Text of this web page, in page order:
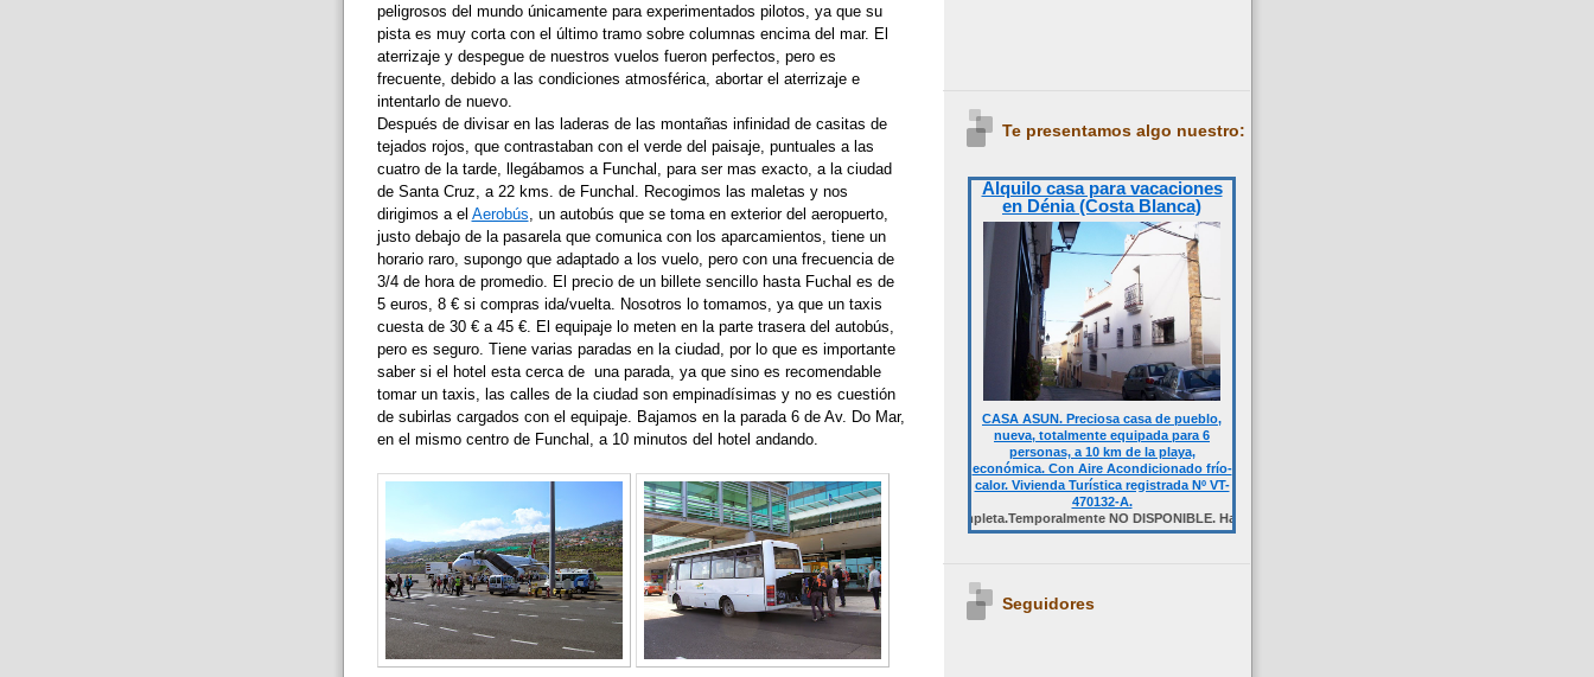
peligrosos del mundo únicamente para experimentados pilotos, ya que su
pista es muy corta con el último tramo sobre columnas encima del mar. El
aterrizaje y despegue de nuestros vuelos fueron perfectos, pero es
frecuente, debido a las condiciones atmosférica, abortar el aterrizaje e
intentarlo de nuevo.
Después de divisar en las laderas de las montañas infinidad de casitas de
tejados rojos, que contrastaban con el verde del paisaje, puntuales a las
cuatro de la tarde, llegábamos a Funchal, para ser mas exacto, a la ciudad
de Santa Cruz, a 22 kms. de Funchal. Recogimos las maletas y nos
dirigimos a el Aerobús, un autobús que se toma en exterior del aeropuerto,
justo debajo de la pasarela que comunica con los aparcamientos, tiene un
horario raro, supongo que adaptado a los vuelo, pero con una frecuencia de
3/4 de hora de promedio. El precio de un billete sencillo hasta Fuchal es de
5 euros, 8 € si compras ida/vuelta. Nosotros lo tomamos, ya que un taxis
cuesta de 30 € a 45 €. El equipaje lo meten en la parte trasera del autobús,
pero es seguro. Tiene varias paradas en la ciudad, por lo que es importante
saber si el hotel esta cerca de una parada, ya que sino es recomendable
tomar un taxis, las calles de la ciudad son empinadísimas y no es cuestión
de subirlas cargados con el equipaje. Bajamos en la parada 6 de Av. Do Mar,
en el mismo centro de Funchal, a 10 minutos del hotel andando.
Te presentamos algo nuestro:
Alquilo casa para vacaciones
en Dénia (Costa Blanca)
CASA ASUN. Preciosa casa de pueblo,
nueva, totalmente equipada para 6
personas, a 10 km de la playa,
económica. Con Aire Acondicionado frío-
calor. Vivienda Turística registrada Nº VT-
470132-A.
Desde 700 € quincena casa completa.Temporalmente NO DISPONIBLE. Haga click sobre la foto.
Seguidores